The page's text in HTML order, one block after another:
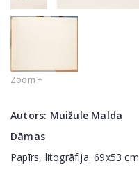
Zoom +
Autors: Muižule Malda
Dāmas
Papīrs, litogrāfija. 69x53 cm